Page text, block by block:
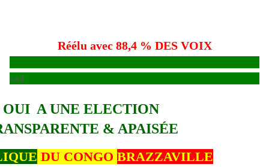
Réélu avec 88,4 % DES VOIX
Lelll
OUI A UNE ELECTION
& APAISÉE
DU CONGO BRAZZAVILLE